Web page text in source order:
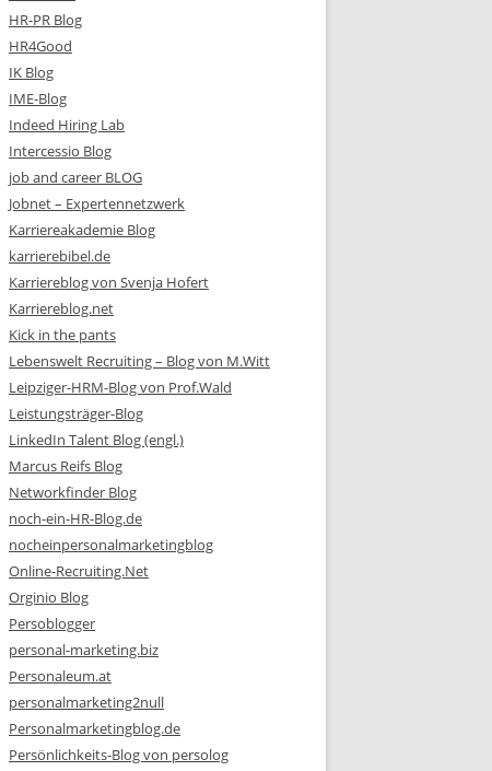
HR-PR Blog
HR4Good
IK Blog
IME-Blog
Indeed Hiring Lab
Intercessio Blog
job and career BLOG
Jobnet – Expertennetzwerk
Karriereakademie Blog
karrierebibel.de
Karriereblog von Svenja Hofert
Karriereblog.net
Kick in the pants
Lebenswelt Recruiting – Blog von M.Witt
Leipziger-HRM-Blog von Prof.Wald
Leistungsträger-Blog
LinkedIn Talent Blog (engl.)
Marcus Reifs Blog
Networkfinder Blog
noch-ein-HR-Blog.de
nocheinpersonalmarketingblog
Online-Recruiting.Net
Orginio Blog
Persoblogger
personal-marketing.biz
Personaleum.at
personalmarketing2null
Personalmarketingblog.de
Persönlichkeits-Blog von persolog